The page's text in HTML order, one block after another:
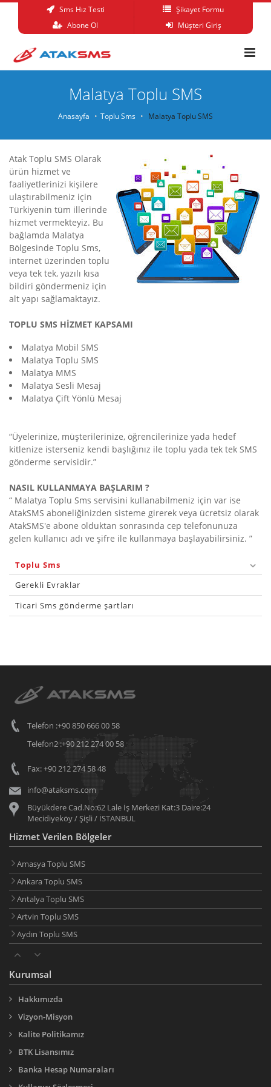
Sms Hız Testi
Şikayet Formu
Abone Ol
Müşteri Giriş
Malatya Toplu SMS
Anasayfa Toplu Sms Malatya Toplu SMS
Atak Toplu SMS Olarak
ürün hizmet ve
faaliyetlerinizi kişilere
ulaştırabilmeniz için
Türkiyenin tüm illerinde
hizmet vermekteyiz. Bu
bağlamda Malatya
Bölgesinde Toplu Sms,
internet üzerinden toplu
veya tek tek, yazılı kısa
bildiri göndermeniz için
alt yapı sağlamaktayız.
TOPLU SMS HİZMET KAPSAMI
Malatya Mobil SMS
Malatya Toplu SMS
Malatya MMS
Malatya Sesli Mesaj
Malatya Çift Yönlü Mesaj
“Üyelerinize, müşterilerinize, öğrencilerinize yada hedef
kitlenize isterseniz kendi başlığınız ile toplu yada tek tek SMS
gönderme servisidir.”
NASIL KULLANMAYA BAŞLARIM ?
“ Malatya Toplu Sms servisini kullanabilmeniz için var ise
AtakSMS aboneliğinizden sisteme girerek veya ücretsiz olarak
AtakSMS'e abone olduktan sonrasında cep telefonunuza
gelen kullanıcı adı ve şifre ile kullanmaya başlayabilirsiniz. ”
Toplu Sms
Gerekli Evraklar
Ticari Sms gönderme şartları
Telefon :+90 850 666 00 58
Telefon2 :+90 212 274 00 58
Fax: +90 212 274 58 48
info@ataksms.com
Büyükdere Cad.No:62 Lale İş Merkezi Kat:3 Daire:24
Mecidiyeköy / Şişli / İSTANBUL
Hizmet Verilen Bölgeler
Amasya Toplu SMS
Ankara Toplu SMS
Antalya Toplu SMS
Artvin Toplu SMS
Aydın Toplu SMS
Balıkesir Toplu SMS
Bingöl Toplu SMS
Bitlis Toplu SMS
Bolu Toplu SMS
Burdur Toplu SMS
Bursa Toplu SMS
Çanakkale Toplu SMS
Kurumsal
Hakkımızda
Vizyon-Misyon
Kalite Politikamız
BTK Lisansımız
Banka Hesap Numaraları